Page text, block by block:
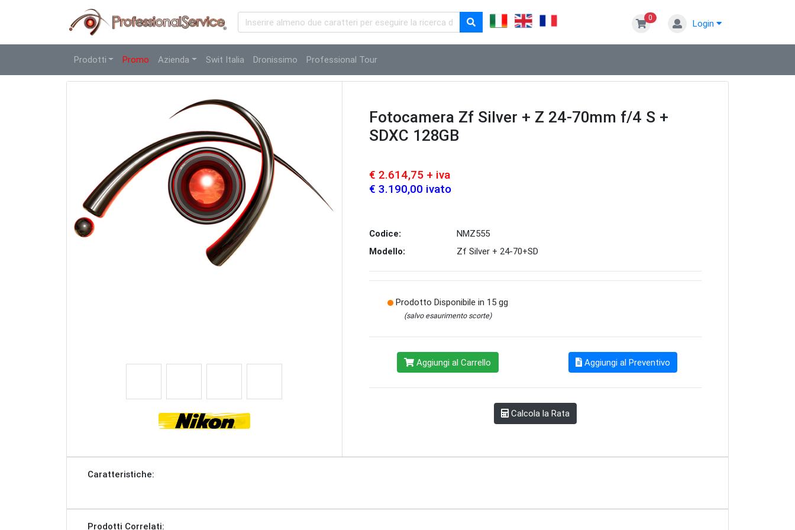
0
Login
Prodotti Promo Azienda Swit Italia Dronissimo Professional Tour
Fotocamera Zf Silver + Z 24-70mm f/4 S +
SDXC 128GB
€ 2.614,75 + iva
€ 3.190,00 ivato
Codice:
NMZ555
Modello:
Zf Silver + 24-70+SD
Prodotto Disponibile in 15 gg
(salvo esaurimento scorte)
Aggiungi al Carrello Aggiungi al Preventivo
Calcola la Rata
Caratteristiche:
Prodotti Correlati: